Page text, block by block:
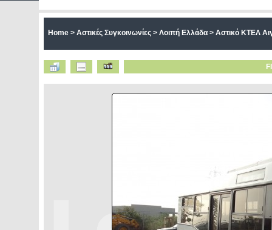
Home> Αστικές Συγκοινωνίες> Λοιπή Ελλάδα> Αστικό ΚΤΕΛ